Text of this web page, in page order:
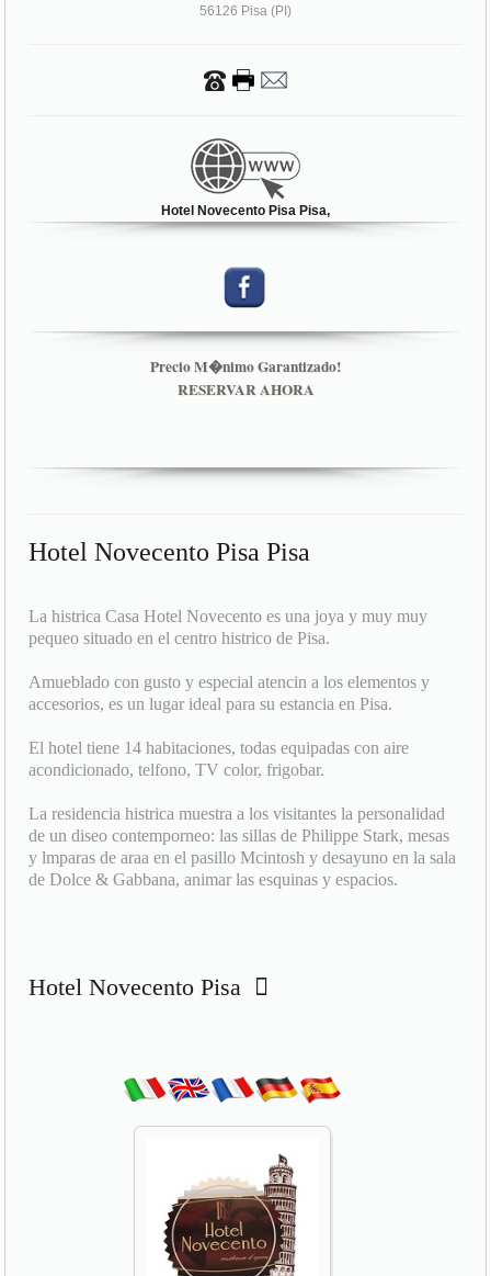
56126 Pisa (PI)
Hotel Novecento Pisa Pisa,
Precio M�nimo Garantizado!
RESERVAR AHORA
Hotel Novecento Pisa Pisa
La histrica Casa Hotel Novecento es una joya y muy muy
pequeo situado en el centro histrico de Pisa.
Amueblado con gusto y especial atencin a los elementos y
accesorios, es un lugar ideal para su estancia en Pisa.
El hotel tiene 14 habitaciones, todas equipadas con aire
acondicionado, telfono, TV color, frigobar.
La residencia histrica muestra a los visitantes la personalidad
de un diseo contemporneo: las sillas de Philippe Stark, mesas
y lmparas de araa en el pasillo Mcintosh y desayuno en la sala
de Dolce & Gabbana, animar las esquinas y espacios.
Hotel Novecento Pisa